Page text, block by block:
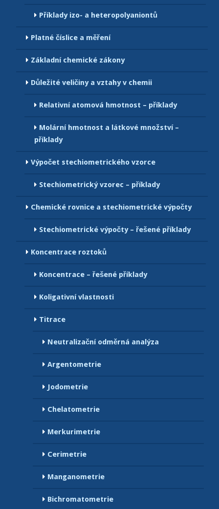
Příklady izo- a heteropolyaniontů
Platné číslice a měření
Základní chemické zákony
Důležité veličiny a vztahy v chemii
Relativní atomová hmotnost – příklady
Molární hmotnost a látkové množství –
příklady
Výpočet stechiometrického vzorce
Stechiometrický vzorec – příklady
Chemické rovnice a stechiometrické výpočty
Stechiometrické výpočty – řešené příklady
Koncentrace roztoků
Koncentrace – řešené příklady
Koligativní vlastnosti
Titrace
Neutralizační odměrná analýza
Argentometrie
Jodometrie
Chelatometrie
Merkurimetrie
Cerimetrie
Manganometrie
Bichromatometrie